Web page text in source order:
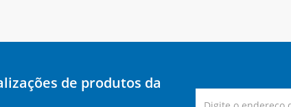
de produtos da